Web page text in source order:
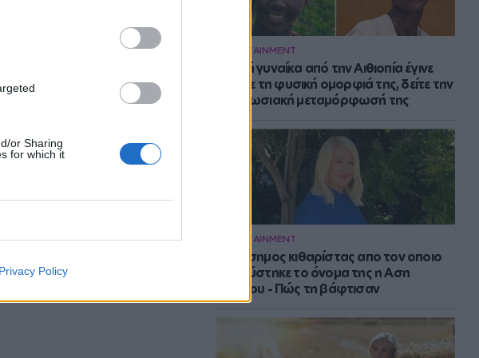
or Sharing
for which it
Privacy Policy
ENTERTAINMENT
Νεαρή γυναίκα από την Αιθιοπία έγινε
viral με τη φυσική ομορφιά της, δείτε την
εντυπωσιακή μεταμόρφωσή της
ENTERTAINMENT
Ο διάσημος κιθαρίστας απο τον οποιο
εμπνεύστηκε το όνομα της η Αση
Μπήλιου - Πώς τη βάφτισαν
άλλα